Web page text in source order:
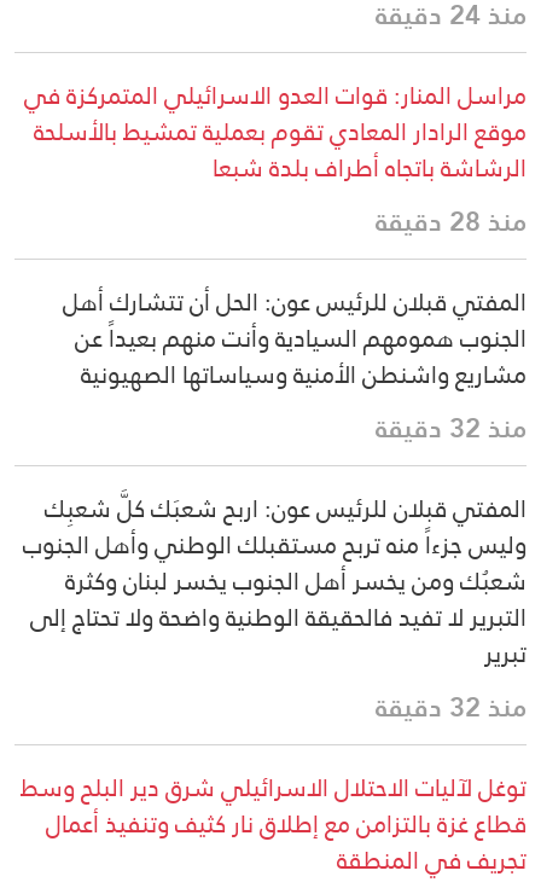
منذ 24 دقيقة
مراسل المنار: قوات العدو الاسرائيلي المتمركزة في
موقع الرادار المعادي تقوم بعملية تمشيط بالأسلحة
الرشاشة باتجاه أطراف بلدة شبعا
منذ 28 دقيقة
المفتي قبلان للرئيس عون: الحل أن تتشارك أهل
الجنوب همومهم السيادية وأنت منهم بعيداً عن
مشاريع واشنطن الأمنية وسياساتها الصهيونية
منذ 32 دقيقة
المفتي قبلان للرئيس عون: اربح شعبَك كلَّ شعبِك
وليس جزءاً منه تربح مستقبلك الوطني وأهل الجنوب
شعبُك ومن يخسر أهل الجنوب يخسر لبنان وكثرة
التبرير لا تفيد فالحقيقة الوطنية واضحة ولا تحتاج إلى
تبرير
منذ 32 دقيقة
توغل لآليات الاحتلال الاسرائيلي شرق دير البلح وسط
قطاع غزة بالتزامن مع إطلاق نار كثيف وتنفيذ أعمال
تجريف في المنطقة